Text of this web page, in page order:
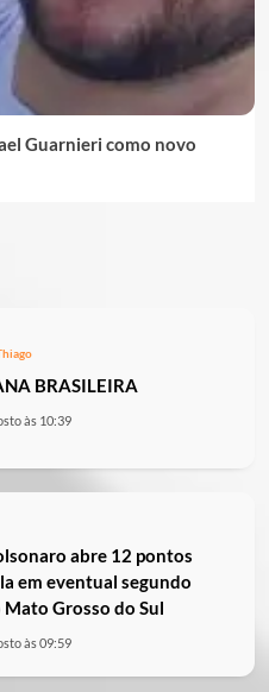
Guarnieri como novo
BRASILEIRA
às 10:39
abre 12 pontos
em eventual segundo
Grosso do Sul
às 09:59